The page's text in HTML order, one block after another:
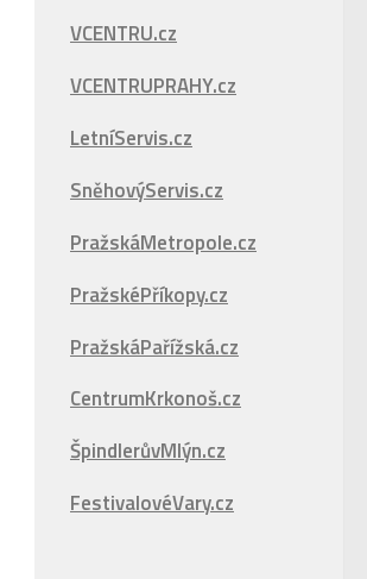
VCENTRU.cz
VCENTRUPRAHY.cz
LetníServis.cz
SněhovýServis.cz
PražskáMetropole.cz
PražskéPříkopy.cz
PražskáPařížská.cz
CentrumKrkonoš.cz
ŠpindlerůvMlýn.cz
FestivalovéVary.cz